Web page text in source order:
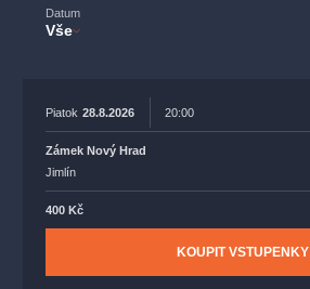
Datum
Vše
Piatok 28.8.2026 20:00
Zámek Nový Hrad
Jimlín
400 Kč
KOUPIT VSTUPENKY
národnídivadlo